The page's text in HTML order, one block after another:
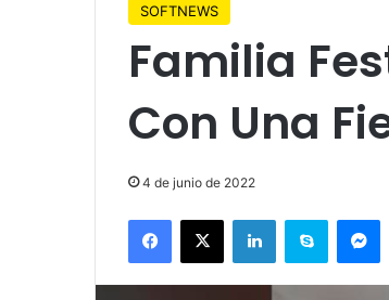
SOFTNEWS
Familia
Con Una
4 de junio de 2022
Facebook
X LinkedInSkype